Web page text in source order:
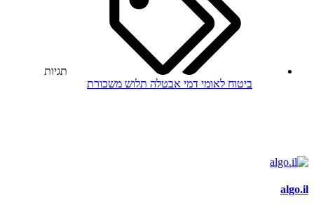
תגיות
ביטוח לאומי דמי אבטלה תלוש משכורת
algo.il